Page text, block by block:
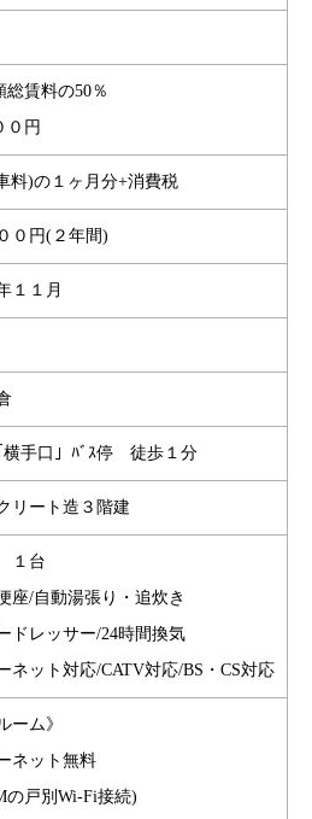
総賃料の50％
０円
料)の１ヶ月分+消費税
０円(２年間)
１１月
横手口」ﾊﾞｽ停 徒歩１分
リート造３階建
１台
座/自動湯張り・追炊き
ドレッサー/24時間換気
ネット対応/CATV対応/BS・CS対応
ーム》
ネット無料
戸別Wi-Fi接続)